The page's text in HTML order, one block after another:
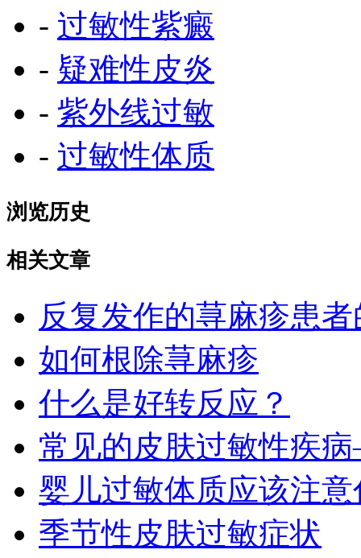
- 过敏性紫癜
- 疑难性皮炎
- 紫外线过敏
- 过敏性体质
浏览历史
相关文章
反复发作的荨麻疹患
如何根除荨麻疹
什么是好转反应？
常见的皮肤过敏性疾
婴儿过敏体质应该注意
季节性皮肤过敏症状